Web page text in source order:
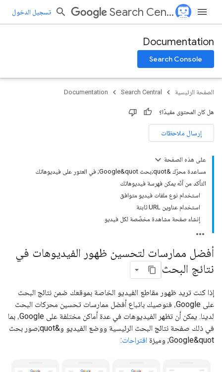
Search Central تسجيل الدخول
Documentation
Search Console
الصفحة الرئيسية Search Central
Documentation
هل كان المحتوى مفيدًا؟
إرسال ملاحظات
على هذه الصفحة
مساعدة محرّك &quot;بحث Google&quot; في العثور على فيديوهاتك
التأكد من أنّه يمكن فهرسة فيديوهاتك
استخدام نوع ملفات فيديو متوافق
استخدام عناوين URL ثابتة
إنشاء صفحة مشاهدة مخصّصة لكل فيديو
أفضل ممارسات لتحسين ظهور الفيديوهات في
نتائج البحث
إذا كنت تريد ظهور مقاطع الفيديو الخاصة بموقعك ضمن نتائج البحث
على Google، فنوصيك باتباع أفضل ممارسات تحسين محركات البحث
لدينا. يمكن أن تظهر الفيديوهات في عدة أماكن مختلفة على Google، بما
في ذلك صفحة نتائج البحث الرئيسية ووضع الفيديو و&quot;صور بحث
Google&quot; وميزة
اقتراحات: